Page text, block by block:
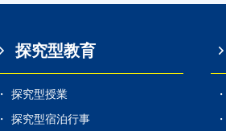
探究型教育
探究型授業
探究型宿泊行事